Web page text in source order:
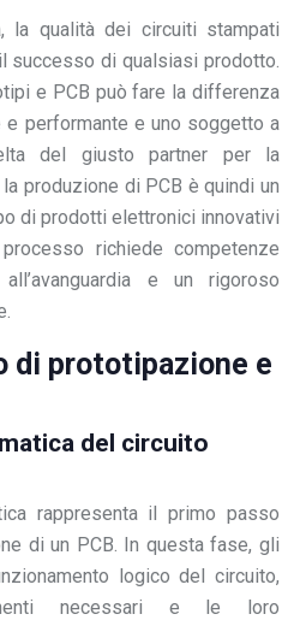
la qualità dei circuiti stampati
successo di qualsiasi prodotto.
e PCB può fare la differenza
performante e uno soggetto a
del giusto partner per la
produzione di PCB è quindi un
di prodotti elettronici innovativi
richiede competenze
e un rigoroso
di prototipazione e
del circuito
rappresenta il primo passo
di un PCB. In questa fase, gli
logico del circuito,
necessari e le loro